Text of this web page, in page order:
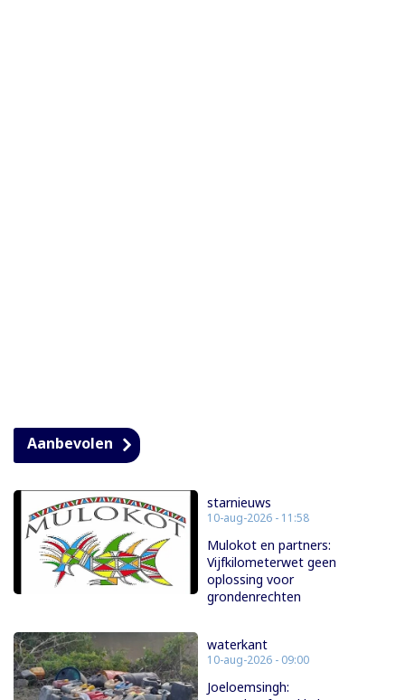
Aanbevolen
starnieuws
10-aug-2026 - 11:58
Mulokot en partners:
Vijfkilometerwet geen
oplossing voor
grondenrechten
waterkant
10-aug-2026 - 09:00
Joeloemsingh: